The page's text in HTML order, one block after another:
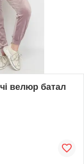
велюр батал